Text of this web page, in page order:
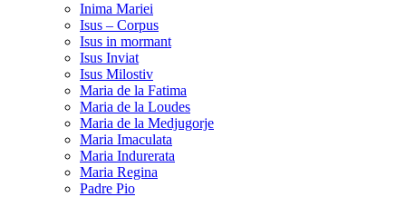
Inima Mariei
Isus – Corpus
Isus in mormant
Isus Inviat
Isus Milostiv
Maria de la Fatima
Maria de la Loudes
Maria de la Medjugorje
Maria Imaculata
Maria Indurerata
Maria Regina
Padre Pio